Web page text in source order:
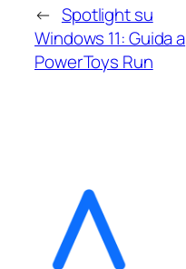
← Spotlight su
Windows 11: Guida a
PowerToys Run